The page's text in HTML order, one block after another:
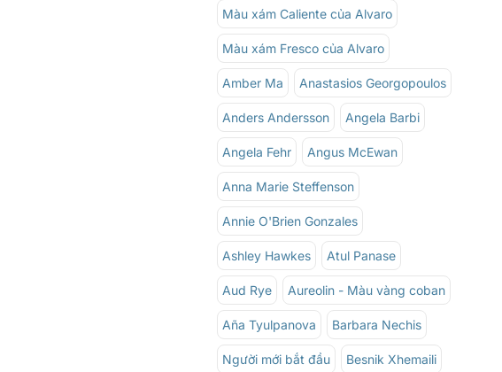
Màu xám Caliente của Alvaro
Màu xám Fresco của Alvaro
Amber Ma Anastasios Georgopoulos
Anders Andersson Angela Barbi
Angela Fehr Angus McEwan
Anna Marie Steffenson
Annie O'Brien Gonzales
Ashley Hawkes Atul Panase
Aud Rye Aureolin - Màu vàng coban
Aña Tyulpanova Barbara Nechis
Người mới bắt đầu Besnik Xhemaili